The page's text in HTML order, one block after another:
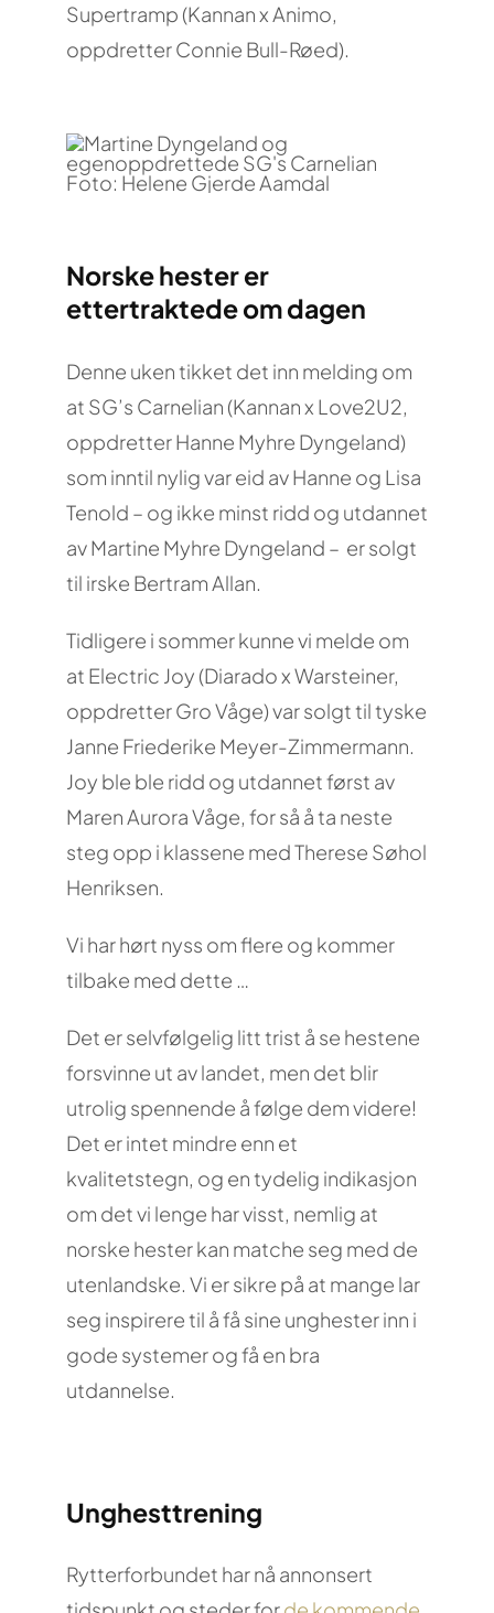
Supertramp (Kannan x Animo,
oppdretter Connie Bull-Røed).
Norske hester er
ettertraktede om dagen
Denne uken tikket det inn melding om
at SG’s Carnelian (Kannan x Love2U2,
oppdretter Hanne Myhre Dyngeland)
som inntil nylig var eid av Hanne og Lisa
Tenold – og ikke minst ridd og utdannet
av Martine Myhre Dyngeland – er solgt
til irske Bertram Allan.
Tidligere i sommer kunne vi melde om
at Electric Joy (Diarado x Warsteiner,
oppdretter Gro Våge) var solgt til tyske
Janne Friederike Meyer-Zimmermann.
Joy ble ble ridd og utdannet først av
Maren Aurora Våge, for så å ta neste
steg opp i klassene med Therese Søhol
Henriksen.
Vi har hørt nyss om flere og kommer
tilbake med dette …
Det er selvfølgelig litt trist å se hestene
forsvinne ut av landet, men det blir
utrolig spennende å følge dem videre!
Det er intet mindre enn et
kvalitetstegn, og en tydelig indikasjon
om det vi lenge har visst, nemlig at
norske hester kan matche seg med de
utenlandske. Vi er sikre på at mange lar
seg inspirere til å få sine unghester inn i
gode systemer og få en bra
utdannelse.
Unghesttrening
Rytterforbundet har nå annonsert